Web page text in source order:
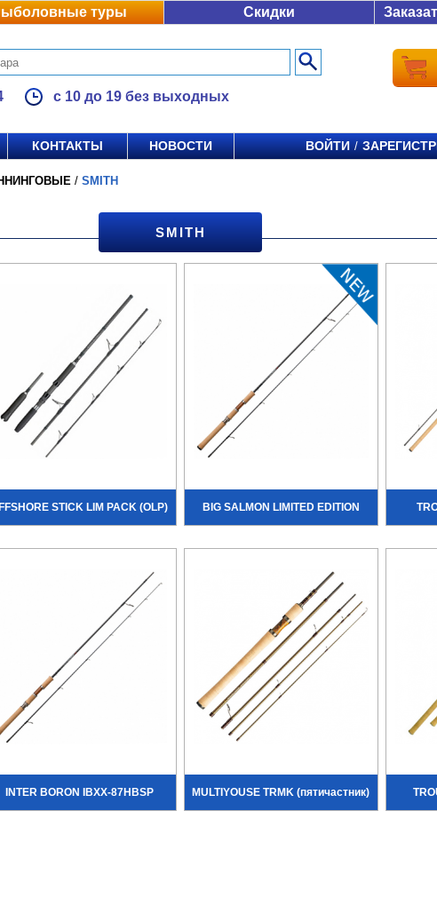
туры Скидки
с 10 до 19 без выходных
КОНТАКТЫ НОВОСТИ ВОЙТИ /
/ SMITH
SMITH
STICK LIM PACK (OLP) BIG SALMON LIMITED EDITION
INTER BORON IBXX-87HBSP MULTIYOUSE TRMK (пятичастник)